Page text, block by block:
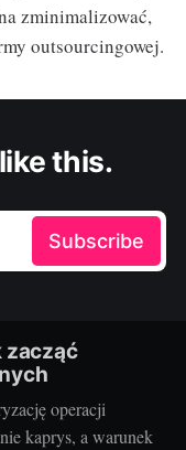
zminimalizować,
outsourcingowej.
this.
Subscribe
zacząć
operacji
kaprys, a warunek